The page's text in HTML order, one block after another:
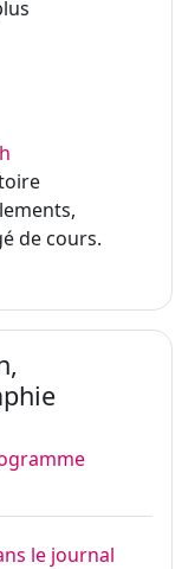
de cours.
le journal